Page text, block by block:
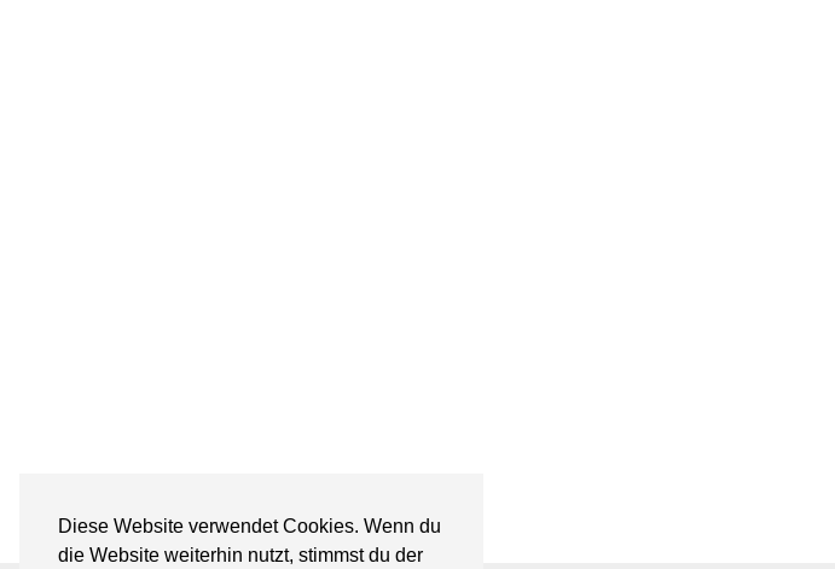
Diese Website verwendet Cookies. Wenn du
die Website weiterhin nutzt, stimmst du der